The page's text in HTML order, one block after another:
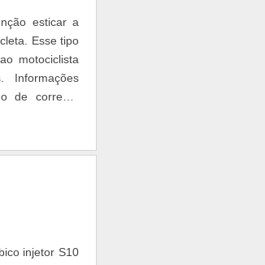
esticar a
Esse tipo
motociclista
Informações
de corrente
injetor S10